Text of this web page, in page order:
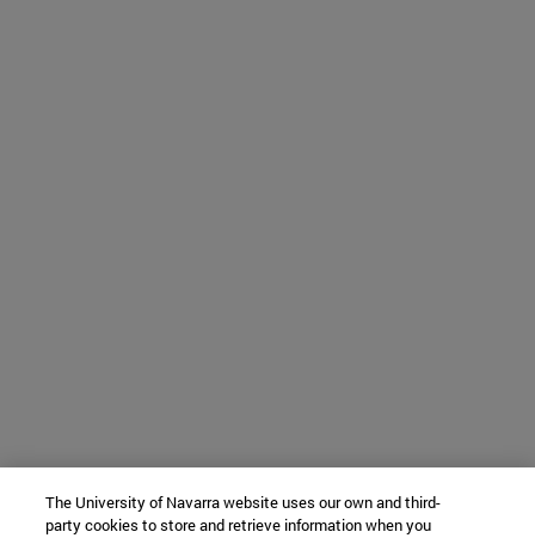
The University of Navarra website uses our own and third-
party cookies to store and retrieve information when you